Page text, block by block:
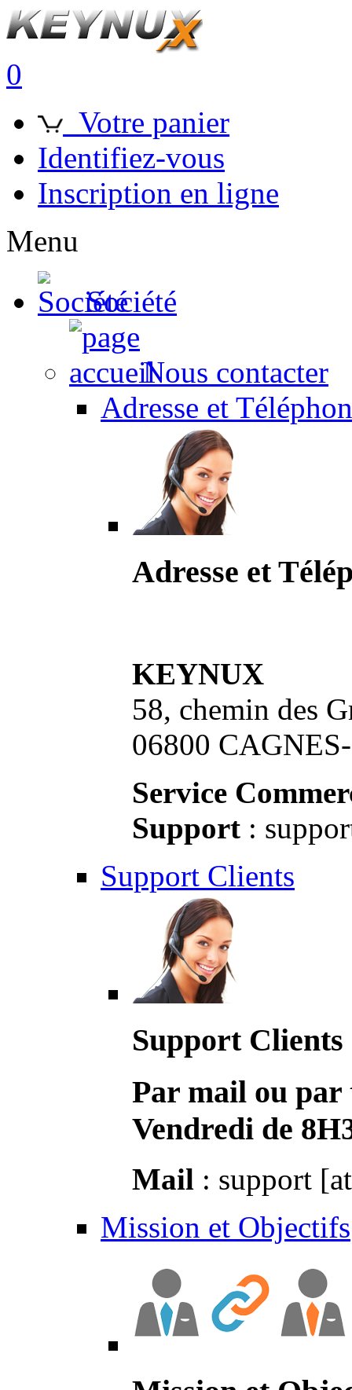
0
Votre panier
Identifiez-vous
Inscription en ligne
Menu
Société
Nous contacter
Adresse et
Adresse et
KEYNUX
58, chemin des
06800
Service
Support :
Support Clients
Support Clients
Par mail ou par
Vendredi de
Mail : support
Mission et Objectifs